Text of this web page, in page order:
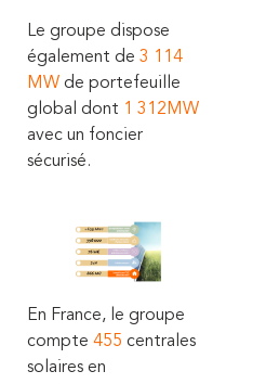
Le groupe dispose
également de 3 114
MW de portefeuille
global dont 1 312MW
avec un foncier
sécurisé.
En France, le groupe
compte 455 centrales
solaires en